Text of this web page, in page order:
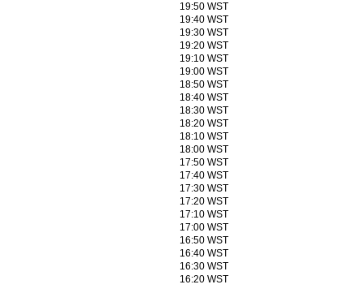
19:50 WST
19:40 WST
19:30 WST
19:20 WST
19:10 WST
19:00 WST
18:50 WST
18:40 WST
18:30 WST
18:20 WST
18:10 WST
18:00 WST
17:50 WST
17:40 WST
17:30 WST
17:20 WST
17:10 WST
17:00 WST
16:50 WST
16:40 WST
16:30 WST
16:20 WST